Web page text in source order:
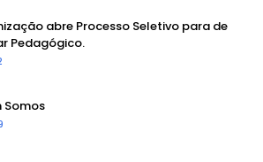
abre Processo Seletivo para de
Pedagógico.
Somos